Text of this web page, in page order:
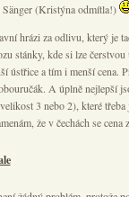
(Kristýna odmítla!)
hrázi za odlivu, který je
stánky, kde si lze
ústřice a tím i menší cena.
A úplně nejlepší
3 nebo 2), které
že v čechách se